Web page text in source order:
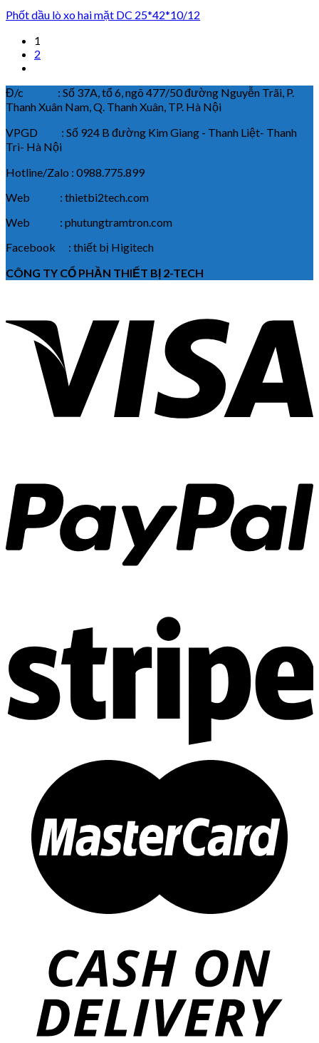
Phốt dầu lò xo hai mặt DC 25*42*10/12
1
2
Đ/c : Số 37A, tổ 6, ngõ 477/50 đường Nguyễn Trãi, P.
Thanh Xuân Nam, Q. Thanh Xuân, TP. Hà Nội
VPGD : Số 924 B đường Kim Giang - Thanh Liệt- Thanh
Trì- Hà Nội
Hotline/Zalo : 0988.775.899
Web : thietbi2tech.com
Web : phutungtramtron.com
Facebook : thiết bị Higitech
CÔNG TY CỔ PHẦN THIẾT BỊ 2-TECH